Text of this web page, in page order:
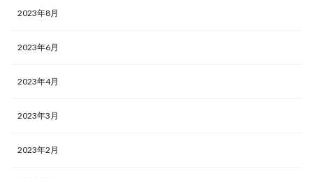
2023年8月
2023年6月
2023年4月
2023年3月
2023年2月